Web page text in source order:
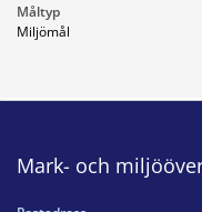
Måltyp
Miljömål
Mark- och